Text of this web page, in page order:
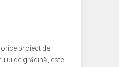
orice proiect de
de grădină, este